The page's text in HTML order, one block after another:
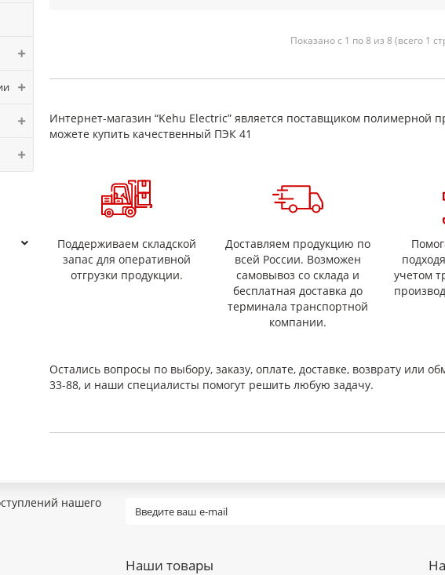
Показано с 1 по 8 из 8 (всего 1
Интернет-магазин “Kehu Electric” является поставщиком полимерной
можете купить качественный ПЭК 41
Поддерживаем складской
запас для оперативной
отгрузки продукции.
Доставляем продукцию по
всей России. Возможен
самовывоз со склада и
бесплатная доставка до
терминала транспортной
компании.
учетом
Остались вопросы по выбору, заказу, оплате, доставке, возврату или
33-88, и наши специалисты помогут решить любую задачу.
нашего
Наши товары